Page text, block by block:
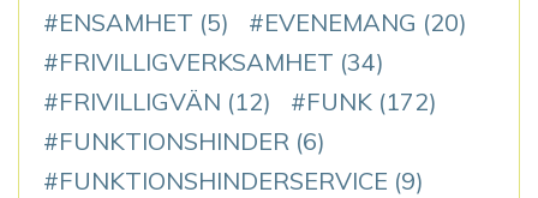
ENSAMHET (5) EVENEMANG (20)
FRIVILLIGVERKSAMHET (34)
FRIVILLIGVÄN (12) FUNK (172)
FUNKTIONSHINDER (6)
FUNKTIONSHINDERSERVICE (9)